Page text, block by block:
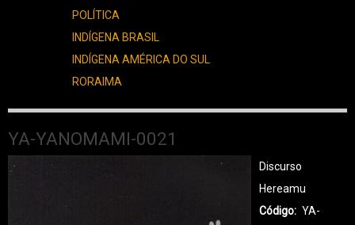
POLÍTICA
INDÍGENA BRASIL
INDÍGENA AMÉRICA DO SUL
RORAIMA
YA-YANOMAMI-0021
Discurso
Hereamu
Código
YA-